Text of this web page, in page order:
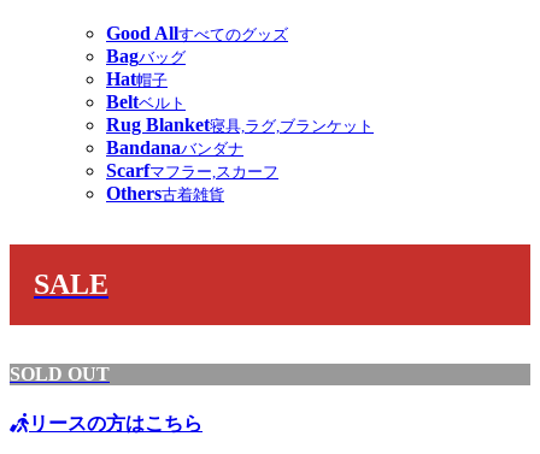
Good Allすべてのグッズ
Bagバッグ
Hat帽子
Beltベルト
Rug Blanket寝具,ラグ,ブランケット
Bandanaバンダナ
Scarfマフラー,スカーフ
Others古着雑貨
SALE
SOLD OUT
リースの方はこちら